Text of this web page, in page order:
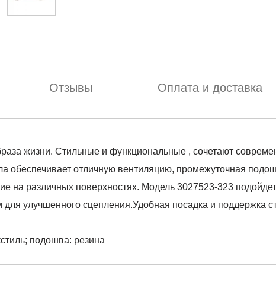
Отзывы Оплата и доставка
жизни. Стильные и функциональные , сочетают
обеспечивает отличную вентиляцию, промежуточная
на различных поверхностях. Модель 3027523-323
улучшенного сцепления.Удобная посадка и поддержка
подошва: резина